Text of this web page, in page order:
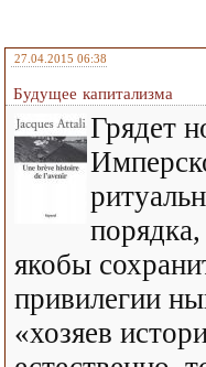
27.04.2015 06:38
Будущее капитализма
Грядет
якобы
привилегии
«хозяев